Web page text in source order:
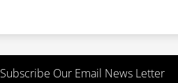
Subscribe Our Email News Letter